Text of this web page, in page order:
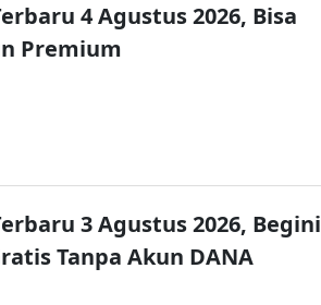
4 Agustus 2026, Bisa
Premium
3 Agustus 2026, Begini
Tanpa Akun DANA